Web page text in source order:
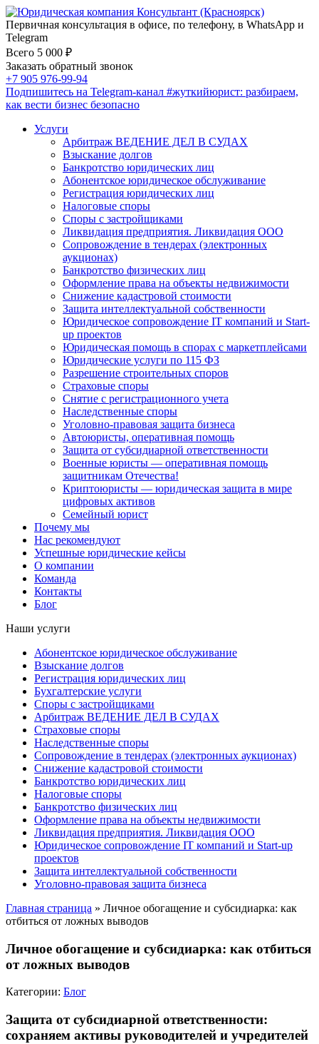
Первичная консультация в офисе, по телефону, в WhatsApp и
Telegram
Всего 5 000 ₽
Заказать обратный звонок
+7 905 976-99-94
Подпишитесь на Telegram-канал #жуткийюрист: разбираем,
как вести бизнес безопасно
Услуги
Арбитраж ВЕДЕНИЕ ДЕЛ В СУДАХ
Взыскание долгов
Банкротство юридических лиц
Абонентское юридическое обслуживание
Регистрация юридических лиц
Налоговые споры
Споры с застройщиками
Ликвидация предприятия. Ликвидация ООО
Сопровождение в тендерах (электронных
аукционах)
Банкротство физических лиц
Оформление права на объекты недвижимости
Снижение кадастровой стоимости
Защита интеллектуальной собственности
Юридическое сопровождение IT компаний и Start-
up проектов
Юридическая помощь в спорах с маркетплейсами
Юридические услуги по 115 ФЗ
Разрешение строительных споров
Страховые споры
Снятие с регистрационного учета
Наследственные споры
Уголовно-правовая защита бизнеса
Автоюристы, оперативная помощь
Защита от субсидиарной ответственности
Военные юристы — оперативная помощь
защитникам Отечества!
Криптоюристы — юридическая защита в мире
цифровых активов
Семейный юрист
Почему мы
Нас рекомендуют
Успешные юридические кейсы
О компании
Команда
Контакты
Блог
Наши услуги
Абонентское юридическое обслуживание
Взыскание долгов
Регистрация юридических лиц
Бухгалтерские услуги
Споры с застройщиками
Арбитраж ВЕДЕНИЕ ДЕЛ В СУДАХ
Страховые споры
Наследственные споры
Сопровождение в тендерах (электронных аукционах)
Снижение кадастровой стоимости
Банкротство юридических лиц
Налоговые споры
Банкротство физических лиц
Оформление права на объекты недвижимости
Ликвидация предприятия. Ликвидация ООО
Юридическое сопровождение IT компаний и Start-up
проектов
Защита интеллектуальной собственности
Уголовно-правовая защита бизнеса
Главная страница » Личное обогащение и субсидиарка: как
отбиться от ложных выводов
Личное обогащение и субсидиарка: как отбиться
от ложных выводов
Категории: Блог
Защита от субсидиарной ответственности:
сохраняем активы руководителей и учредителей